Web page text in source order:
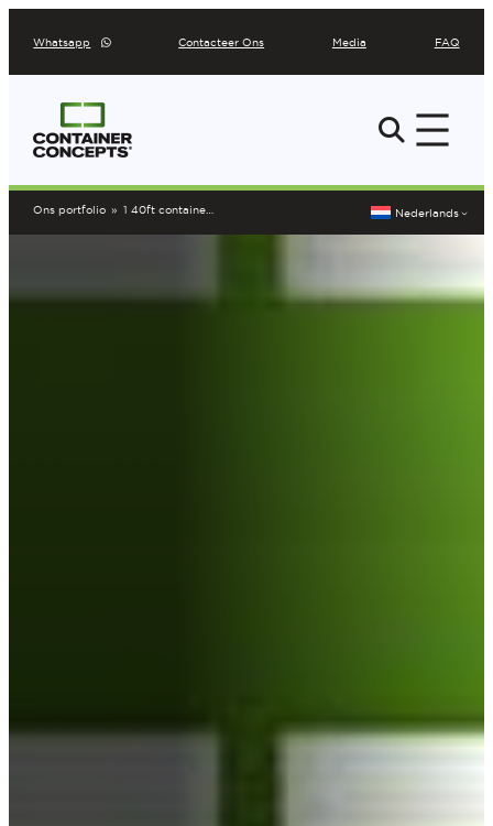
naar
inhoud
Whatsapp Contacteer Ons Media FAQ
Ons portfolio » 1 40ft container omgebouwd tot kantoor en berging Nederlands